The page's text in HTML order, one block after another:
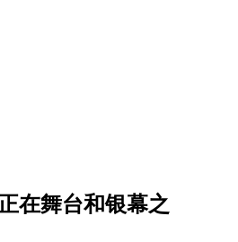
在舞台和银幕之